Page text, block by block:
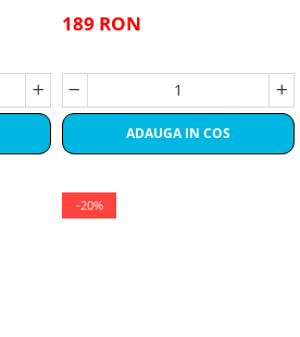
189 RON
ADAUGA IN COS
-20%